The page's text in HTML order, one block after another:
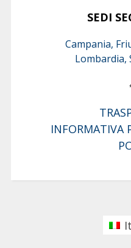
SEDI
Campania,
Lombardia,
INFORMATIVA